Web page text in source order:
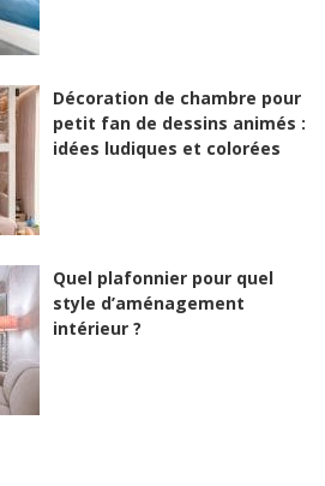
Décoration de chambre pour
petit fan de dessins animés :
idées ludiques et colorées
Quel plafonnier pour quel
style d’aménagement
intérieur ?